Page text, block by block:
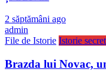
2 săptămâni ago
admin
File de Istorie Istorie
Brazda lui Novac,